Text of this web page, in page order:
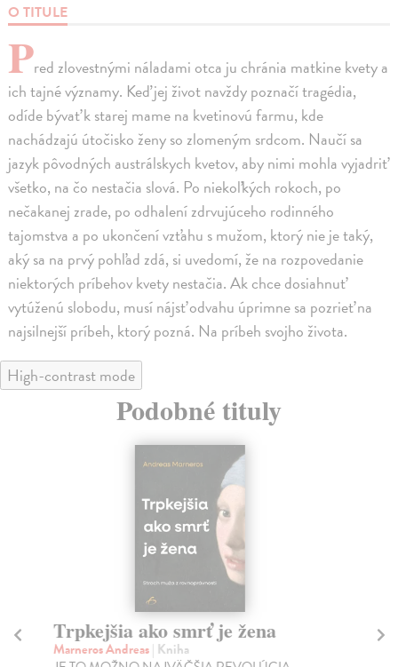
O TITULE
Pred zlovestnými náladami otca ju chránia matkine kvety a
ich tajné významy. Keď jej život navždy poznačí tragédia,
odíde bývať k starej mame na kvetinovú farmu, kde
nachádzajú útočisko ženy so zlomeným srdcom. Naučí sa
jazyk pôvodných austrálskych kvetov, aby nimi mohla vyjadriť
všetko, na čo nestačia slová. Po niekoľkých rokoch, po
nečakanej zrade, po odhalení zdrvujúceho rodinného
tajomstva a po ukončení vzťahu s mužom, ktorý nie je taký,
aký sa na prvý pohľad zdá, si uvedomí, že na rozpovedanie
niektorých príbehov kvety nestačia. Ak chce dosiahnuť
vytúženú slobodu, musí nájsť odvahu úprimne sa pozrieť na
najsilnejší príbeh, ktorý pozná. Na príbeh svojho života.
High-contrast mode
Podobné tituly
Trpkejšia ako smrť je žena
Marneros Andreas| Kniha